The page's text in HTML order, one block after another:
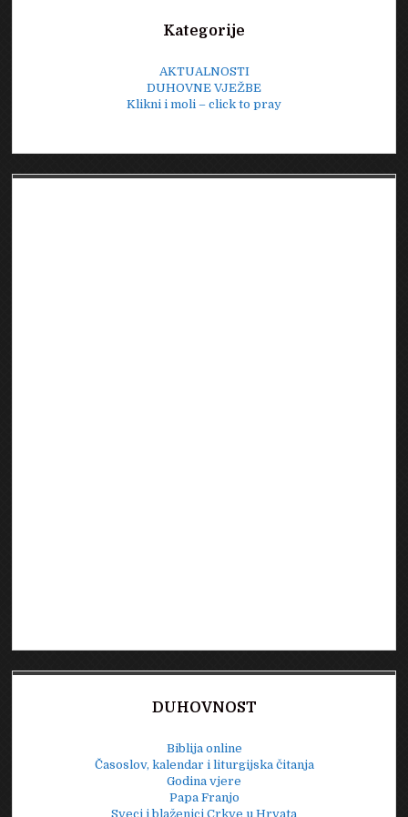
Kategorije
AKTUALNOSTI
DUHOVNE VJEŽBE
Klikni i moli – click to pray
DUHOVNOST
Biblija online
Časoslov, kalendar i liturgijska čitanja
Godina vjere
Papa Franjo
Sveci i blaženici Crkve u Hrvata